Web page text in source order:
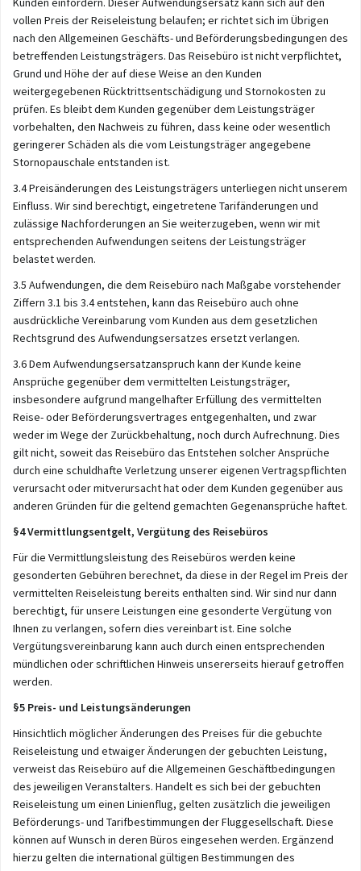
vollen Preis der Reiseleistung belaufen; er richtet sich im Übrigen
nach den Allgemeinen Geschäfts- und Beförderungsbedingungen des
betreffenden Leistungsträgers. Das Reisebüro ist nicht verpflichtet,
Grund und Höhe der auf diese Weise an den Kunden
weitergegebenen Rücktrittsentschädigung und Stornokosten zu
prüfen. Es bleibt dem Kunden gegenüber dem Leistungsträger
vorbehalten, den Nachweis zu führen, dass keine oder wesentlich
geringerer Schäden als die vom Leistungsträger angegebene
Stornopauschale entstanden ist.
3.4 Preisänderungen des Leistungsträgers unterliegen nicht unserem
Einfluss. Wir sind berechtigt, eingetretene Tarifänderungen und
zulässige Nachforderungen an Sie weiterzugeben, wenn wir mit
entsprechenden Aufwendungen seitens der Leistungsträger
belastet werden.
3.5 Aufwendungen, die dem Reisebüro nach Maßgabe vorstehender
Ziffern 3.1 bis 3.4 entstehen, kann das Reisebüro auch ohne
ausdrückliche Vereinbarung vom Kunden aus dem gesetzlichen
Rechtsgrund des Aufwendungsersatzes ersetzt verlangen.
3.6 Dem Aufwendungsersatzanspruch kann der Kunde keine
Ansprüche gegenüber dem vermittelten Leistungsträger,
insbesondere aufgrund mangelhafter Erfüllung des vermittelten
Reise- oder Beförderungsvertrages entgegenhalten, und zwar
weder im Wege der Zurückbehaltung, noch durch Aufrechnung. Dies
gilt nicht, soweit das Reisebüro das Entstehen solcher Ansprüche
durch eine schuldhafte Verletzung unserer eigenen Vertragspflichten
verursacht oder mitverursacht hat oder dem Kunden gegenüber aus
anderen Gründen für die geltend gemachten Gegenansprüche haftet.
§4 Vermittlungsentgelt, Vergütung des Reisebüros
Für die Vermittlungsleistung des Reisebüros werden keine
gesonderten Gebühren berechnet, da diese in der Regel im Preis der
vermittelten Reiseleistung bereits enthalten sind. Wir sind nur dann
berechtigt, für unsere Leistungen eine gesonderte Vergütung von
Ihnen zu verlangen, sofern dies vereinbart ist. Eine solche
Vergütungsvereinbarung kann auch durch einen entsprechenden
mündlichen oder schriftlichen Hinweis unsererseits hierauf getroffen
werden.
§5 Preis- und Leistungsänderungen
Hinsichtlich möglicher Änderungen des Preises für die gebuchte
Reiseleistung und etwaiger Änderungen der gebuchten Leistung,
verweist das Reisebüro auf die Allgemeinen Geschäftbedingungen
des jeweiligen Veranstalters. Handelt es sich bei der gebuchten
Reiseleistung um einen Linienflug, gelten zusätzlich die jeweiligen
Beförderungs- und Tarifbestimmungen der Fluggesellschaft. Diese
können auf Wunsch in deren Büros eingesehen werden. Ergänzend
hierzu gelten die international gültigen Bestimmungen des